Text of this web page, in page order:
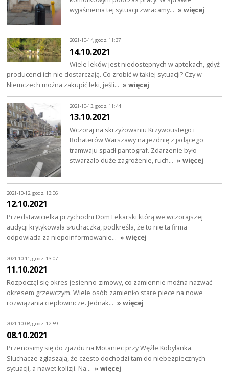
wyjaśnienia tej sytuacji zwracamy… » więcej
2021-10-14, godz. 11:37
14.10.2021
Wiele leków jest niedostępnych w aptekach, gdyż
producenci ich nie dostarczają. Co zrobić w takiej sytuacji? Czy w
Niemczech można zakupić leki, jeśli… » więcej
2021-10-13, godz. 11:44
13.10.2021
Wczoraj na skrzyżowaniu Krzywoustego i
Bohaterów Warszawy na jezdnię z jadącego
tramwaju spadł pantograf. Zdarzenie było
stwarzało duże zagrożenie, ruch… » więcej
2021-10-12, godz. 13:06
12.10.2021
Przedstawicielka przychodni Dom Lekarski którą we wczorajszej
audycji krytykowała słuchaczka, podkreśla, że to nie ta firma
odpowiada za niepoinformowanie… » więcej
2021-10-11, godz. 13:07
11.10.2021
Rozpoczął się okres jesienno-zimowy, co zamiennie można nazwać
okresem grzewczym. Wiele osób zamieniło stare piece na nowe
rozwiązania ciepłownicze. Jednak… » więcej
2021-10-08, godz. 12:59
08.10.2021
Przenosimy się do zjazdu na Motaniec przy Węźle Kobylanka.
Słuchacze zgłaszają, że często dochodzi tam do niebezpiecznych
sytuacji, a nawet kolizji. Na… » więcej